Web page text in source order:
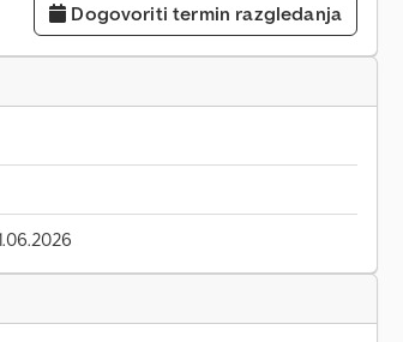
Dogovoriti termin razgledanja